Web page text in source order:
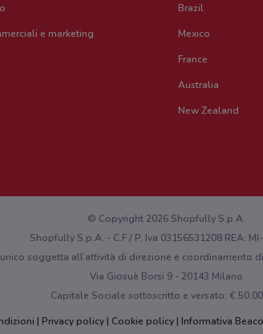
e marketing
Brazil
Mexico
France
Australia
New Zealand
© Copyright 2026 Shopfully S.p.A.
Shopfully S.p.A. - C.F / P. Iva 03156531208 REA:
soggetta all’attività di direzione e coordinamento
Via Giosuè Borsi 9 - 20143 Milano
Capitale Sociale sottoscritto e versato: €
Privacy policy Cookie policy Informativa